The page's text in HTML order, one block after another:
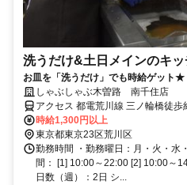
洗うだけ&土日メインのキ
お皿を「洗うだけ」でも時給ゲット
週2日～＞
しゃぶしゃぶ木曽路 南千住店
アクセス 都電荒川線 三ノ輪橋徒
輪3番口徒歩約5分、都電荒川線 荒
ノ輪駅」徒歩約5分
時給1,300円以上
東京都東京23区荒川区
勤務時間 ・勤務曜日：月・火・水
間： [1] 10:00～22:00 [2] 10:00～
日数（週）：2日 シ...